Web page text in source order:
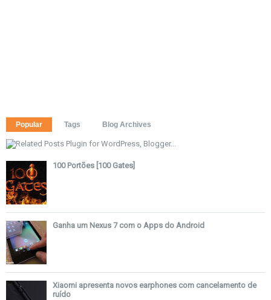
Popular Tags Blog Archives
100 Portões [100 Gates]
Ganha um Nexus 7 com o Apps do Android
Xiaomi apresenta novos earphones com cancelamento de
ruído